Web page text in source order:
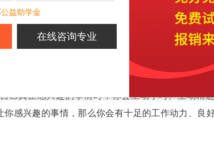
己真正感兴趣的事情时，你会主动学习、主动精
感兴趣的事情，那么你会有十足的工作动力、良
公益助学金
在线咨询专业